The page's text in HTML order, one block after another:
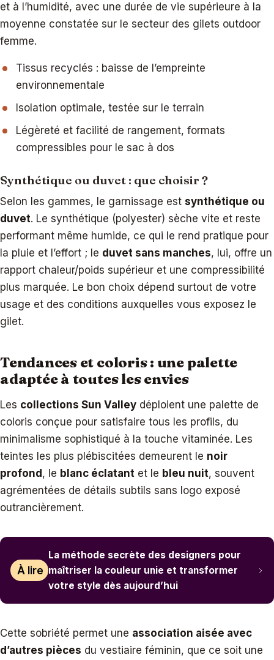
et à l’humidité, avec une durée de vie supérieure à la
moyenne constatée sur le secteur des gilets outdoor
femme.
Tissus recyclés : baisse de l’empreinte
environnementale
Isolation optimale, testée sur le terrain
Légèreté et facilité de rangement, formats
compressibles pour le sac à dos
Synthétique ou duvet : que choisir ?
Selon les gammes, le garnissage est synthétique ou
duvet. Le synthétique (polyester) sèche vite et reste
performant même humide, ce qui le rend pratique pour
la pluie et l’effort ; le duvet sans manches, lui, offre un
rapport chaleur/poids supérieur et une compressibilité
plus marquée. Le bon choix dépend surtout de votre
usage et des conditions auxquelles vous exposez le
gilet.
Tendances et coloris : une palette
adaptée à toutes les envies
Les collections Sun Valley déploient une palette de
coloris conçue pour satisfaire tous les profils, du
minimalisme sophistiqué à la touche vitaminée. Les
teintes les plus plébiscitées demeurent le noir
profond , le blanc éclatant et le bleu nuit, souvent
agrémentées de détails subtils sans logo exposé
outrancièrement.
À lire
La méthode secrète des designers pour
maîtriser la couleur unie et transformer
votre style dès aujourd’hui
Cette sobriété permet une association aisée avec
d’autres pièces du vestiaire féminin, que ce soit une